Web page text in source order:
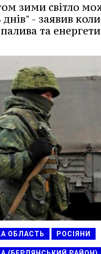
зими світло
днів" - заявив
та
ОБЛАСТЬ РОСІЯНИ